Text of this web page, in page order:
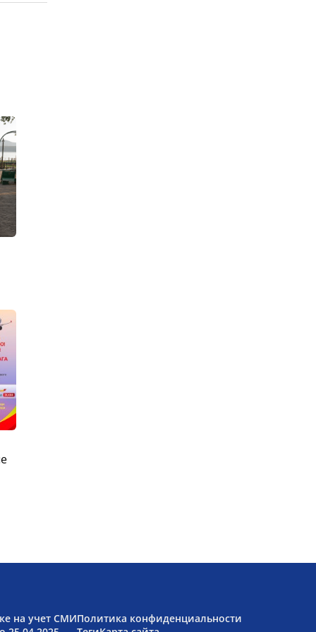
на учет СМИПолитика конфиденциальности